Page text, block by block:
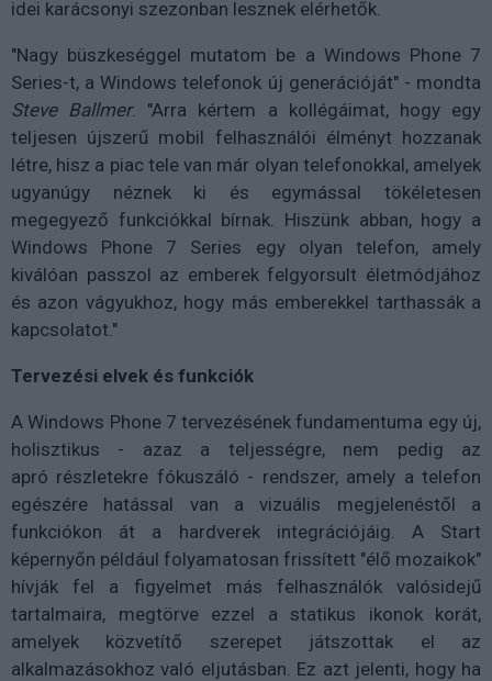
idei karácsonyi szezonban lesznek elérhetők.
"Nagy büszkeséggel mutatom be a Windows Phone 7
Series-t, a Windows telefonok új generációját" - mondta
Steve Ballmer. "Arra kértem a kollégáimat, hogy egy
teljesen újszerű mobil felhasználói élményt hozzanak
létre, hisz a piac tele van már olyan telefonokkal, amelyek
ugyanúgy néznek ki és egymással tökéletesen
megegyező funkciókkal bírnak. Hiszünk abban, hogy a
Windows Phone 7 Series egy olyan telefon, amely
kiválóan passzol az emberek felgyorsult életmódjához
és azon vágyukhoz, hogy más emberekkel tarthassák a
kapcsolatot."
Tervezési elvek és funkciók
A Windows Phone 7 tervezésének fundamentuma egy új,
holisztikus - azaz a teljességre, nem pedig az
apró részletekre fókuszáló - rendszer, amely a telefon
egészére hatással van a vizuális megjelenéstől a
funkciókon át a hardverek integrációjáig. A Start
képernyőn például folyamatosan frissített "élő mozaikok"
hívják fel a figyelmet más felhasználók valósidejű
tartalmaira, megtörve ezzel a statikus ikonok korát,
amelyek közvetítő szerepet játszottak el az
alkalmazásokhoz való eljutásban. Ez azt jelenti, hogy ha